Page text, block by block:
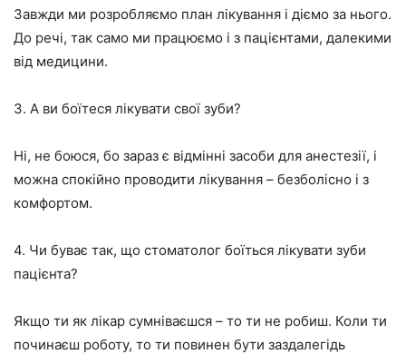
Завжди ми розробляємо план лікування і діємо за нього.
До речі, так само ми працюємо і з пацієнтами, далекими
від медицини.
3. А ви боїтеся лікувати свої зуби?
Ні, не боюся, бо зараз є відмінні засоби для анестезії, і
можна спокійно проводити лікування – безболісно і з
комфортом.
4. Чи буває так, що стоматолог боїться лікувати зуби
пацієнта?
Якщо ти як лікар сумніваєшся – то ти не робиш. Коли ти
починаєш роботу, то ти повинен бути заздалегідь